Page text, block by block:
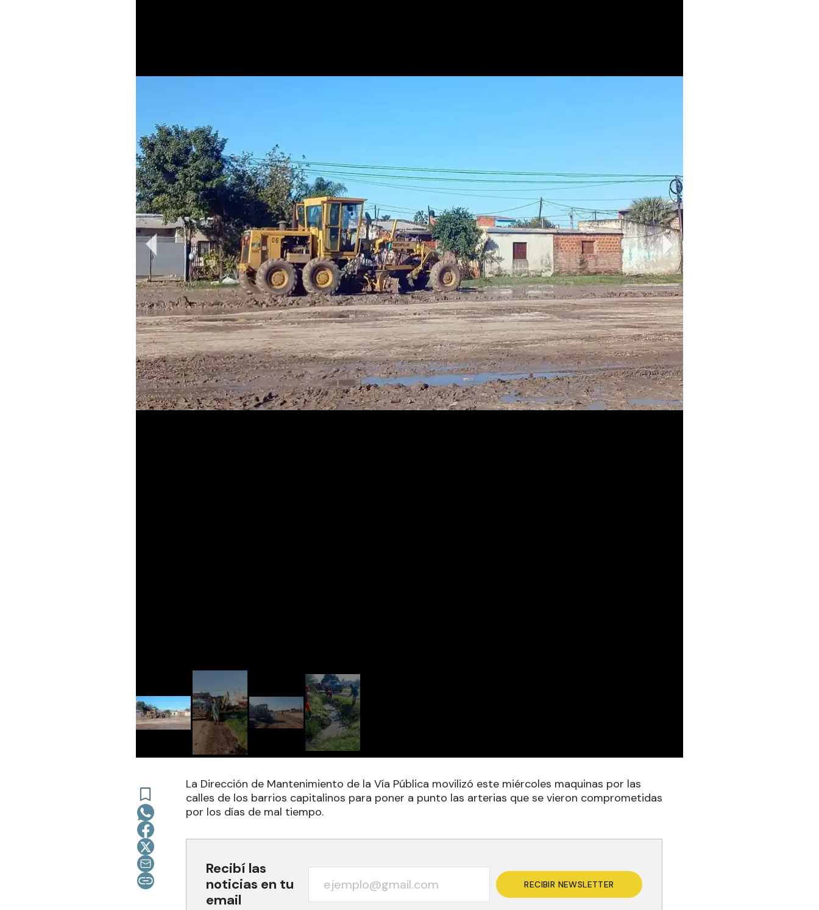
La Dirección de Mantenimiento de la Vía Pública movilizó este miércoles maquinas por las
calles de los barrios capitalinos para poner a punto las arterias que se vieron comprometidas
por los días de mal tiempo.
Recibí las
noticias en tu
email
RECIBIR NEWSLETTER